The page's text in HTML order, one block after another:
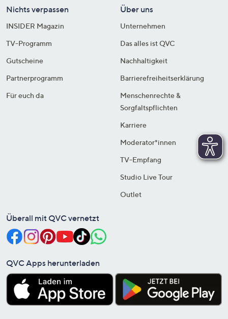
Nichts verpassen
INSIDER Magazin
TV-Programm
Gutscheine
Partnerprogramm
Für euch da
Über uns
Unternehmen
Das alles ist QVC
Nachhaltigkeit
Barrierefreiheitserklärung
Menschenrechte &
Sorgfaltspflichten
Karriere
Moderator*innen
TV-Empfang
Studio Live Tour
Outlet
Überall mit QVC vernetzt
QVC Apps herunterladen